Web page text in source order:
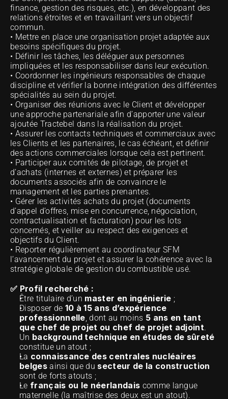
finance, gestion des risques, etc.), en développant des
relations étroites et en travaillant vers un objectif
commun.
• Mettre en place une organisation projet adaptée aux
besoins spécifiques du projet.
• Définir les tâches, les déléguer aux personnes
impliquées et les responsabiliser dans leur exécution.
• Coordonner les ingénieurs responsables de chaque
discipline et vérifier la bonne intégration des différentes
spécialités au sein du projet.
• Organiser des réunions avec le Client et développer
une approche partenariale afin d’apporter une valeur
ajoutée Tractebel dans la réalisation du projet.
• Assurer les contacts techniques et commerciaux avec
les Clients et les partenaires, le cas échéant, et définir
des actions commerciales lorsque cela est pertinent.
• Participer aux comités de pilotage, de projet et
d’achats (internes et externes) et préparer les
documents associés afin de convaincre le
management et les parties prenantes.
• Gérer les activités achats du projet (documents
d’appel d’offres, mise en concurrence, négociation,
contractualisation et facturation) pour les lots
concernés, et veiller au respect des exigences et
objectifs du Client.
• Reporter régulièrement au coordinateur SFM
l’avancement du projet et assurer la cohérence avec la
stratégie globale de gestion du combustible usé.
✅ Profil recherché :
Être titulaire d’un master en ingénierie ;
Disposer de 10 à 15 ans d’expérience
professionnelle, dont au moins 5 ans en tant
que chef de projet ou chef de projet adjoint.
Un background technique en études de sûreté
constitue un atout ;
La connaissance des centrales nucléaires
belges ainsi que du secteur de la construction
sont de forts atouts ;
Le français ou le néerlandais comme langue